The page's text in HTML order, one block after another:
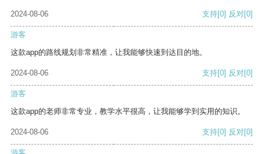
2024-08-06 支持[0] 反对[0]
游客
这款app的路线规划非常精准，让我能够快速到达目的地。
2024-08-06 支持[0] 反对[0]
游客
这款app的老师非常专业，教学水平很高，让我能够学到实用的知识。
2024-08-06 支持[0] 反对[0]